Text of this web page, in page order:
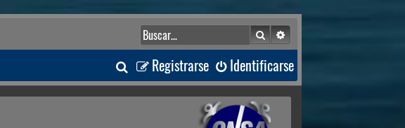
BuscarBúsqueda avanzada
Identificarse
Registrarse
B
u